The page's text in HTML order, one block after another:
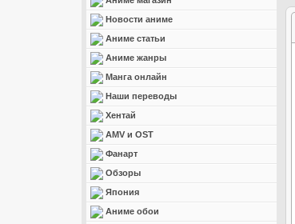
Новости аниме
Аниме статьи
Аниме жанры
Манга онлайн
Наши переводы
Хентай
AMV и OST
Фанарт
Обзоры
Япония
Аниме обои